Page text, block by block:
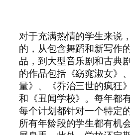
对于充满热情的学生来说
的，从包含舞蹈和新写作
品，到大型音乐剧和古典
的作品包括《窈窕淑女》
量》、《乔治三世的疯狂
和《丑闻学校》。每年都
每个计划都针对一个特定
所有年龄段的学生都有机